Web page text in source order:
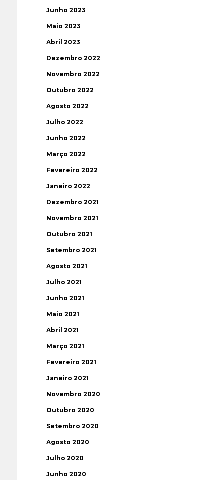
Junho 2023
Maio 2023
Abril 2023
Dezembro 2022
Novembro 2022
Outubro 2022
Agosto 2022
Julho 2022
Junho 2022
Março 2022
Fevereiro 2022
Janeiro 2022
Dezembro 2021
Novembro 2021
Outubro 2021
Setembro 2021
Agosto 2021
Julho 2021
Junho 2021
Maio 2021
Abril 2021
Março 2021
Fevereiro 2021
Janeiro 2021
Novembro 2020
Outubro 2020
Setembro 2020
Agosto 2020
Julho 2020
Junho 2020